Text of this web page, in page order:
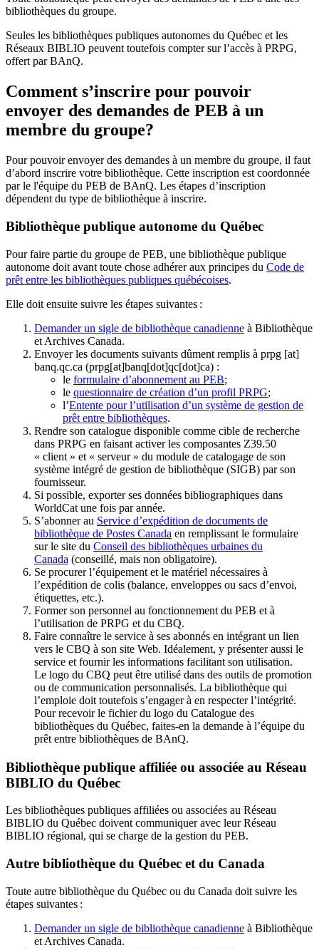
bibliothèques du groupe.
Seules les bibliothèques publiques autonomes du Québec et les
Réseaux BIBLIO peuvent toutefois compter sur l’accès à PRPG,
offert par BAnQ.
Comment s’inscrire pour pouvoir
envoyer des demandes de PEB à un
membre du groupe?
Pour pouvoir envoyer des demandes à un membre du groupe, il faut
d’abord inscrire votre bibliothèque. Cette inscription est coordonnée
par le l'équipe du PEB de BAnQ. Les étapes d’inscription
dépendent du type de bibliothèque à inscrire.
Bibliothèque publique autonome du Québec
Pour faire partie du groupe de PEB, une bibliothèque publique
autonome doit avant toute chose adhérer aux principes du Code de
prêt entre les bibliothèques publiques québécoises.
Elle doit ensuite suivre les étapes suivantes :
Demander un sigle de bibliothèque canadienne à Bibliothèque
et Archives Canada.
Envoyer les documents suivants dûment remplis à prpg [at]
banq.qc.ca (prpg[at]banq[dot]qc[dot]ca) :
le formulaire d’abonnement au PEB;
le questionnaire de création d’un profil PRPG;
l’Entente pour l’utilisation d’un système de gestion de
prêt entre bibliothèques.
Rendre son catalogue disponible comme cible de recherche
dans PRPG en faisant activer les composantes Z39.50
« client » et « serveur » du module de catalogage de son
système intégré de gestion de bibliothèque (SIGB) par son
fournisseur.
Si possible, exporter ses données bibliographiques dans
WorldCat une fois par année.
S’abonner au Service d’expédition de documents de
bibliothèque de Postes Canada en remplissant le formulaire
sur le site du Conseil des bibliothèques urbaines du
Canada (conseillé, mais non obligatoire).
Se procurer l’équipement et le matériel nécessaires à
l’expédition de colis (balance, enveloppes ou sacs d’envoi,
étiquettes, etc.).
Former son personnel au fonctionnement du PEB et à
l’utilisation de PRPG et du CBQ.
Faire connaître le service à ses abonnés en intégrant un lien
vers le CBQ à son site Web. Idéalement, y présenter aussi le
service et fournir les informations facilitant son utilisation.
Le logo du CBQ peut être utilisé dans des outils de promotion
ou de communication personnalisés. La bibliothèque qui
l’emploie doit toutefois s’engager à en respecter l’intégrité.
Pour recevoir le fichier du logo du Catalogue des
bibliothèques du Québec, faites-en la demande à l’équipe du
prêt entre bibliothèques de BAnQ.
Bibliothèque publique affiliée ou associée au Réseau
BIBLIO du Québec
Les bibliothèques publiques affiliées ou associées au Réseau
BIBLIO du Québec doivent communiquer avec leur Réseau
BIBLIO régional, qui se charge de la gestion du PEB.
Autre bibliothèque du Québec et du Canada
Toute autre bibliothèque du Québec ou du Canada doit suivre les
étapes suivantes :
Demander un sigle de bibliothèque canadienne à Bibliothèque
et Archives Canada.